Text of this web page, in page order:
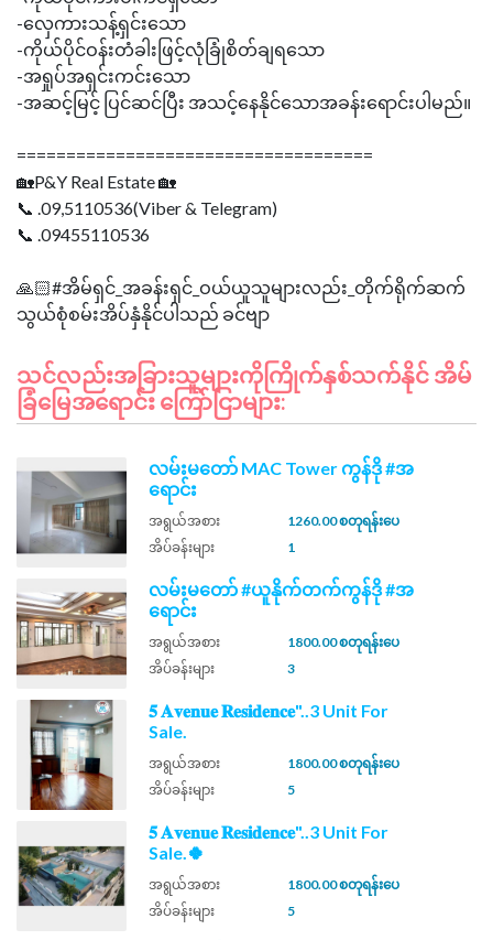
-လှေကားသန့်ရှင်းသော
-ကိုယ်ပိုင်ဝန်းတံခါးဖြင့်လုံခြုံစိတ်ချရသော
-အရှုပ်အရှင်းကင်းသော
-အဆင့်မြင့် ပြင်ဆင်ပြီး အသင့်နေနိုင်သောအခန်းရောင်းပါမည်။
====================================
🏡P&Y Real Estate 🏡
📞 .09,5110536(Viber & Telegram)
📞 .09455110536
🙏🏻#အိမ်ရှင်_အခန်းရှင်_ဝယ်ယူသူများလည်း_တိုက်ရိုက်ဆက်
သင်လည်းအခြားသူများကိုကြိုက်နှစ်သက်နိုင် အိမ်
ခြံမြေအရောင်း ကြော်ငြာများ:
လမ်းမတော် MAC Tower ကွန်ဒို #အ
ရောင်း
အရွယ်အစား
1260.00 စတုရန်းပေ
အိပ်ခန်းများ
1
လမ်းမတော် #ယူနိုက်တက်ကွန်ဒို #အ
ရောင်း
အရွယ်အစား
1800.00 စတုရန်းပေ
အိပ်ခန်းများ
3
𝟓 𝐀𝐯𝐞𝐧𝐮𝐞 𝐑𝐞𝐬𝐢𝐝𝐞𝐧𝐜𝐞"..3 Unit For
Sale.
အရွယ်အစား
1800.00 စတုရန်းပေ
အိပ်ခန်းများ
5
𝟓 𝐀𝐯𝐞𝐧𝐮𝐞 𝐑𝐞𝐬𝐢𝐝𝐞𝐧𝐜𝐞"..3 Unit For
Sale.🍀
အရွယ်အစား
1800.00 စတုရန်းပေ
အိပ်ခန်းများ
5